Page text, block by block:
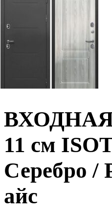
11 см
Серебро /
айс